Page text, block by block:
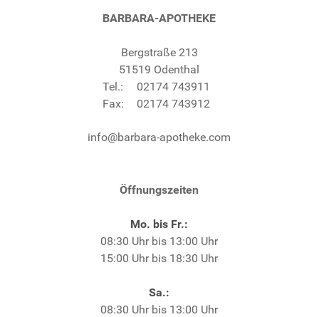
BARBARA-APOTHEKE
Bergstraße 213
51519 Odenthal
Tel.:
02174 743911
Fax:
02174 743912
info@barbara-apotheke.com
Öffnungszeiten
Mo. bis Fr.:
08:30 Uhr bis 13:00 Uhr
15:00 Uhr bis 18:30 Uhr
Sa.:
08:30 Uhr bis 13:00 Uhr